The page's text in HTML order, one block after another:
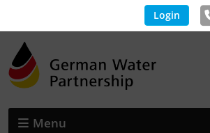
Login
Menu